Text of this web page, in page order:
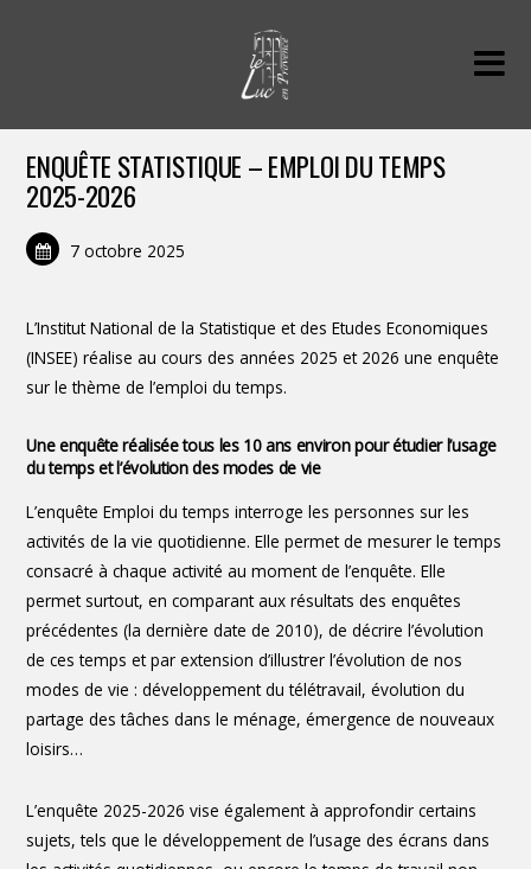
ENQUÊTE STATISTIQUE – EMPLOI DU TEMPS
2025-2026
7 octobre 2025
L’Institut National de la Statistique et des Etudes Economiques
(INSEE) réalise au cours des années 2025 et 2026 une enquête
sur le thème de l’emploi du temps.
Une enquête réalisée tous les 10 ans environ pour étudier l’usage
du temps et l’évolution des modes de vie
L’enquête Emploi du temps interroge les personnes sur les
activités de la vie quotidienne. Elle permet de mesurer le temps
consacré à chaque activité au moment de l’enquête. Elle
permet surtout, en comparant aux résultats des enquêtes
précédentes (la dernière date de 2010), de décrire l’évolution
de ces temps et par extension d’illustrer l’évolution de nos
modes de vie : développement du télétravail, évolution du
partage des tâches dans le ménage, émergence de nouveaux
loisirs…
L’enquête 2025-2026 vise également à approfondir certains
sujets, tels que le développement de l’usage des écrans dans